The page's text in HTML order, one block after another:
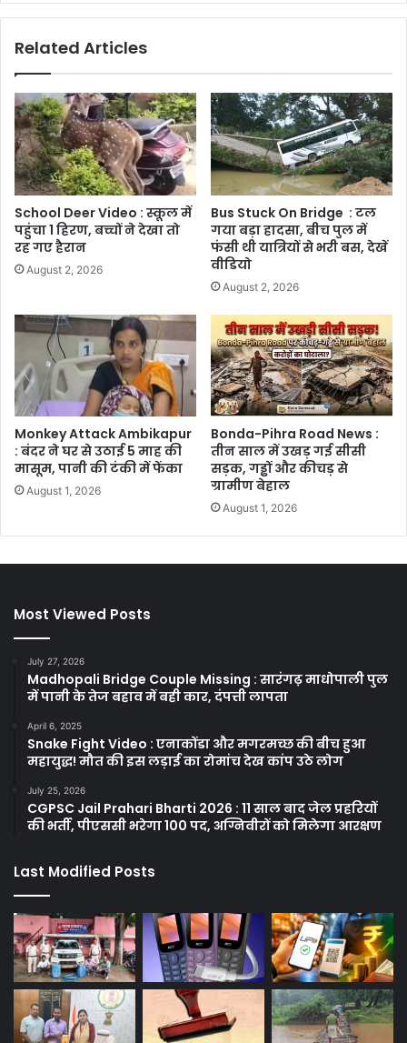
Related Articles
School Deer Video : स्कूल में
पहुंचा 1 हिरण, बच्चों ने देखा तो
रह गए हैरान
August 2, 2026
Bus Stuck On Bridge : टल
गया बड़ा हादसा, बीच पुल में
फंसी थी यात्रियों से भरी बस, देखें
वीडियो
August 2, 2026
Monkey Attack Ambikapur
: बंदर ने घर से उठाई 5 माह की
मासूम, पानी की टंकी में फेंका
August 1, 2026
Bonda-Pihra Road News :
तीन साल में उखड़ गई सीसी
सड़क, गड्ढों और कीचड़ से
ग्रामीण बेहाल
August 1, 2026
Most Viewed Posts
July 27, 2026
Madhopali Bridge Couple Missing : सारंगढ़ माधोपाली पुल
में पानी के तेज बहाव में बही कार, दंपत्ती लापता
April 6, 2025
Snake Fight Video : एनाकोंडा और मगरमच्छ की बीच हुआ
महायुद्ध! मौत की इस लड़ाई का रोमांच देख कांप उठे लोग
July 25, 2026
CGPSC Jail Prahari Bharti 2026 : 11 साल बाद जेल प्रहरियों
की भर्ती, पीएससी भरेगा 100 पद, अग्निवीरों को मिलेगा आरक्षण
Last Modified Posts